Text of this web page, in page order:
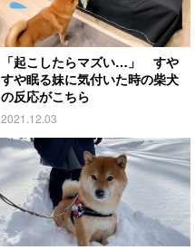
「起こしたらマズい…」 すや
すや眠る妹に気付いた時の柴犬
の反応がこちら
2021.12.03